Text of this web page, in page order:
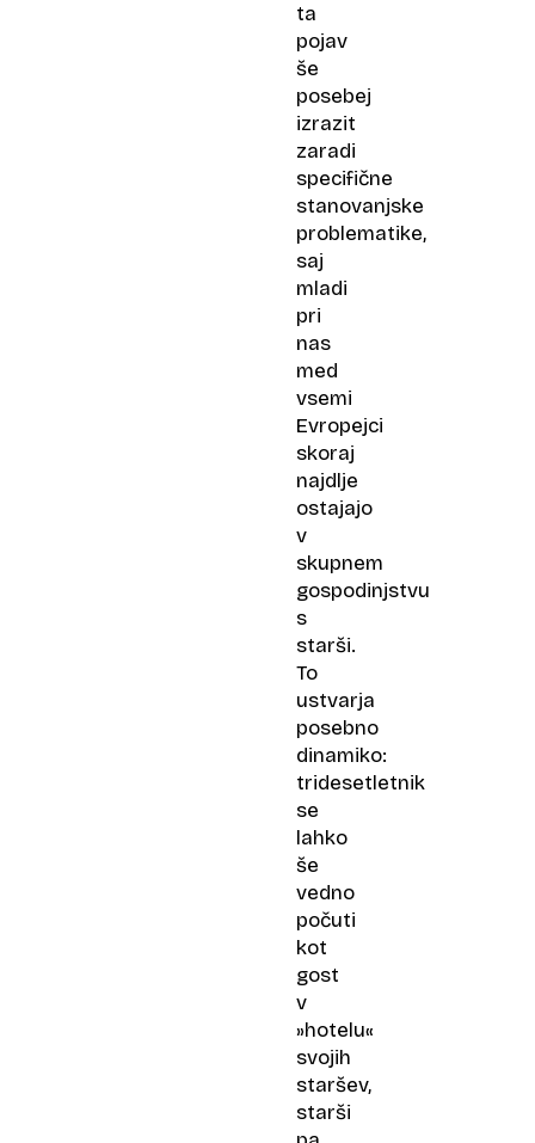
ta
pojav
še
posebej
izrazit
zaradi
specifične
stanovanjske
problematike,
saj
mladi
pri
nas
med
vsemi
Evropejci
skoraj
najdlje
ostajajo
v
skupnem
gospodinjstvu
s
starši.
To
ustvarja
posebno
dinamiko:
tridesetletnik
se
lahko
še
vedno
počuti
kot
gost
v
»hotelu«
svojih
staršev,
starši